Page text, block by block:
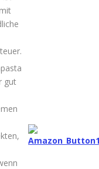
gut